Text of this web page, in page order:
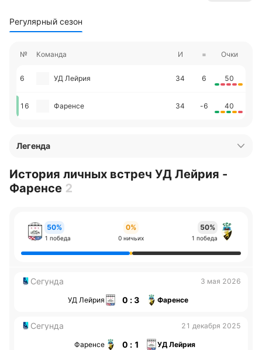
Регулярный сезон
№ Команда И = Очки
6 УД Лейрия 34 6 50
16 Фаренсе 34 -6 40
Легенда
История личных встреч УД Лейрия -
Фаренсе 2
50%
1 победа
0%
0 ничьих
50%
1 победа
Сегунда 3 мая 2026
УД Лейрия 0 : 3 Фаренсе
Сегунда 21 декабря 2025
Фаренсе 0 : 1 УД Лейрия